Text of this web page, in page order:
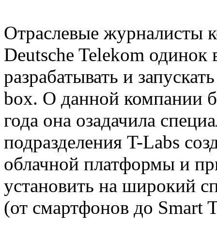
Отраслевые журналисты
Deutsche Telekom
разрабатывать и
box. О данной компании
года она озадачила
подразделения T-Labs
облачной платформы и
установить на широкий
(от смартфонов до Smart